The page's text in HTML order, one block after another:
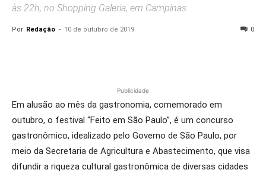
às 22h, no Shopping Galeria, em Campinas.
Por Redação - 10 de outubro de 2019 0
Publicidade
Em alusão ao mês da gastronomia, comemorado em
outubro, o festival “Feito em São Paulo”, é um concurso
gastronômico, idealizado pelo Governo de São Paulo, por
meio da Secretaria de Agricultura e Abastecimento, que visa
difundir a riqueza cultural gastronômica de diversas cidades